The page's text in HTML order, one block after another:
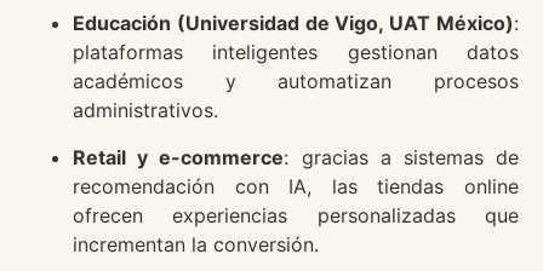
Educación (Universidad de Vigo, UAT México):
plataformas inteligentes gestionan datos
académicos y automatizan procesos
administrativos.
Retail y e-commerce: gracias a sistemas de
recomendación con IA, las tiendas online
ofrecen experiencias personalizadas que
incrementan la conversión.